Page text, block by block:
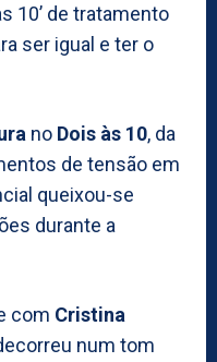
10’ de tratamento
ser igual e ter o
no Dois às 10, da
de tensão em
queixou-se
durante a
com Cristina
num tom